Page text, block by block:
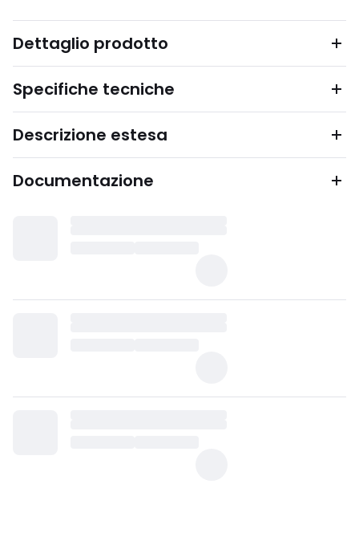
Dettaglio prodotto
Specifiche tecniche
Descrizione estesa
Documentazione